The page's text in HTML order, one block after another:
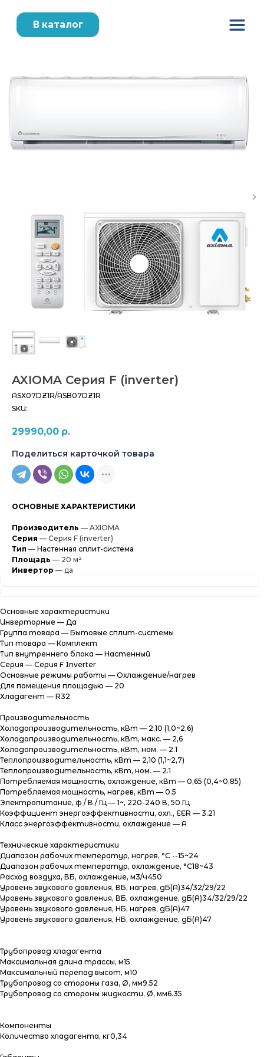
AXIOMA Серия F (inverter)
ASX07DZ1R/ASB07DZ1R
SKU:
29990,00 р.
Поделиться карточкой товара
ОСНОВНЫЕ ХАРАКТЕРИСТИКИ
Производитель — AXIOMA
Серия — Серия F (inverter)
Тип — Настенная сплит-система
Площадь — 20 м²
Инвертор — да
Основные характеристики
Инверторные — Да
Группа товара — Бытовые сплит-системы
Тип товара — Комплект
Тип внутреннего блока — Настенный
Серия — Серия F Inverter
Основные режимы работы — Охлаждение/нагрев
Для помещения площадью — 20
Хладагент — R32
Производительность
Холодопроизводительность, кВт — 2,10 (1,0~2,6)
Холодопроизводительность, кВт, макс. — 2,6
Холодопроизводительность, кВт, ном. — 2.1
Теплопроизводительность, кВт — 2,10 (1,1~2,7)
Теплопроизводительность, кВт, ном. — 2.1
Потребляемая мощность, охлаждение, кВт — 0,65 (0,4~0,85)
Потребляемая мощность, нагрев, кВт — 0.5
Электропитание, ф / В / Гц — 1~, 220-240 В, 50 Гц
Коэффициент энергоэффективности, охл., EER — 3.21
Класс энергоэффективности, охлаждение — A
Технические характеристики
Диапазон рабочих температур, нагрев, °C --15~24
Диапазон рабочих температур, охлаждение, °C18~43
Расход воздуха, ВБ, охлаждение, м3/ч450
Уровень звукового давления, ВБ, нагрев, дБ(А)34/32/29/22
Уровень звукового давления, ВБ, охлаждение, дБ(А)34/32/29/22
Уровень звукового давления, НБ, нагрев, дБ(А)47
Уровень звукового давления, НБ, охлаждение, дБ(А)47
Трубопровод хладагента
Максимальная длина трассы, м15
Максимальный перепад высот, м10
Трубопровод со стороны газа, Ø, мм9.52
Трубопровод со стороны жидкости, Ø, мм6.35
Компоненты
Количество хладагента, кг0,34